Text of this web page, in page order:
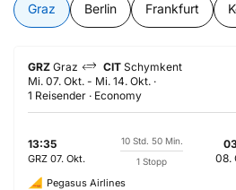
Graz Berlin Frankfurt
GRZ Graz CIT Schymkent
Mi. 07. Okt. - Mi. 14. Okt.
1 Reisender
Economy
13:35
GRZ 07. Okt.
10 Std. 50 Min.
1 Stopp
08.
Pegasus Airlines